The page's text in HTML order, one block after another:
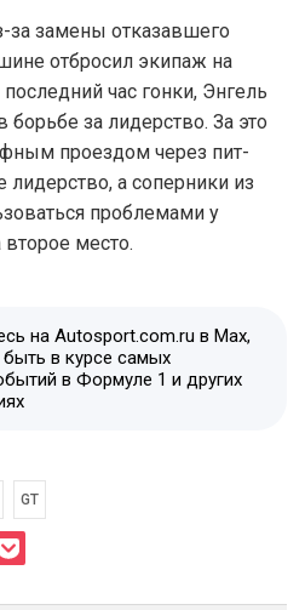
за замены отказавшего
отбросил экипаж на
час гонки, Энгель
за лидерство. За это
проездом через пит-
а соперники из
проблемами у
место.
на Autosport.com.ru в Max,
в курсе самых
в Формуле 1 и других
GT